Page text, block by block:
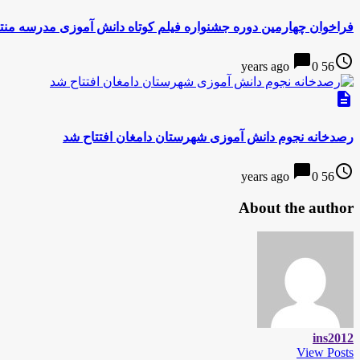
فراخوان چهارمین دوره‌ جشنواره فیلم کوتاه دانش آموزی مدرسه
access_time
56 years ago
chat_bubble0
description
رصدخانه نجوم دانش آموزی شهرستان دامغان افتتاح شد
access_time
56 years ago
chat_bubble0
About the author
ins2012
View Posts